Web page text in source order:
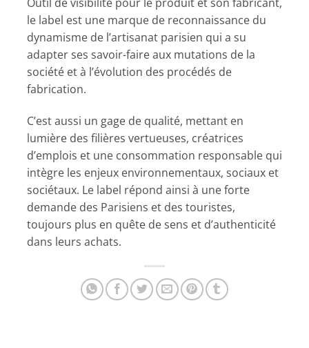
le label est une marque de reconnaissance du
dynamisme de l’artisanat parisien qui a su
adapter ses savoir-faire aux mutations de la
société et à l’évolution des procédés de
fabrication.
C’est aussi un gage de qualité, mettant en
lumière des filières vertueuses, créatrices
d’emplois et une consommation responsable qui
intègre les enjeux environnementaux, sociaux et
sociétaux. Le label répond ainsi à une forte
demande des Parisiens et des touristes,
toujours plus en quête de sens et d’authenticité
dans leurs achats.